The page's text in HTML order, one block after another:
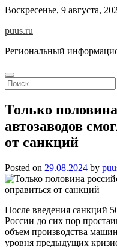
Skip
content
Воскресенье, 9 августа,
puus.ru
Региональный
Найти:
Только
автозаводов
от санкций
Posted on 29.08.2024 by
После введения санкций
России до сих пор
объем производства
уровня предыдущих